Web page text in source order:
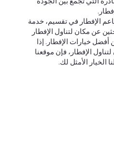
الإفطار في تقسيم، خدمة
عن مكان لتناول الإفطار
خيارات الإفطار. إذا
الإفطار، فإن موقعنا
الخيار الأمثل لك.